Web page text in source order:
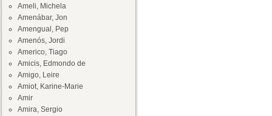
Ameli, Michela
Amenábar, Jon
Amengual, Pep
Amenós, Jordi
Americo, Tiago
Amicis, Edmondo de
Amigo, Leire
Amiot, Karine-Marie
Amir
Amira, Sergio